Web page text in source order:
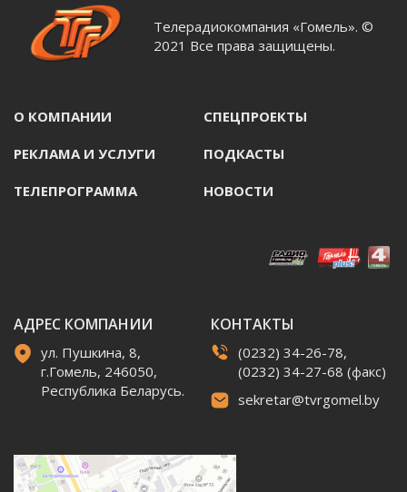
Телерадиокомпания «Гомель». ©
2021 Все права защищены.
О КОМПАНИИ СПЕЦПРОЕКТЫ
РЕКЛАМА И УСЛУГИ ПОДКАСТЫ
ТЕЛЕПРОГРАММА НОВОСТИ
АДРЕС КОМПАНИИ
ул. Пушкина, 8,
г.Гомель, 246050,
Республика Беларусь.
КОНТАКТЫ
(0232) 34-26-78,
(0232) 34-27-68 (факс)
sekretar@tvrgomel.by